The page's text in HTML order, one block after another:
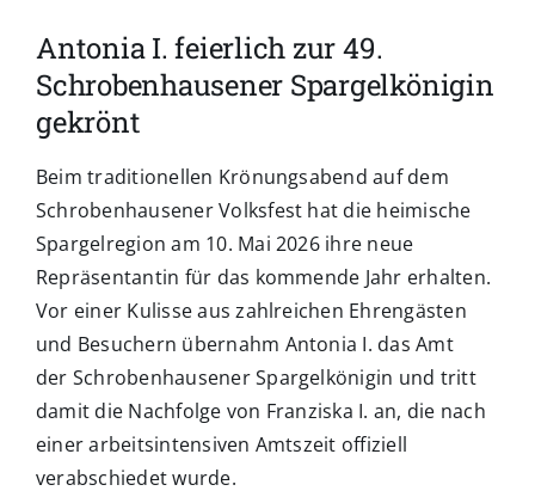
Antonia I. feierlich zur 49.
Schrobenhausener Spargelkönigin
gekrönt
Beim traditionellen Krönungsabend auf dem
Schrobenhausener Volksfest hat die heimische
Spargelregion am 10. Mai 2026 ihre neue
Repräsentantin für das kommende Jahr erhalten.
Vor einer Kulisse aus zahlreichen Ehrengästen
und Besuchern übernahm Antonia I. das Amt
der Schrobenhausener Spargelkönigin und tritt
damit die Nachfolge von Franziska I. an, die nach
einer arbeitsintensiven Amtszeit offiziell
verabschiedet wurde.